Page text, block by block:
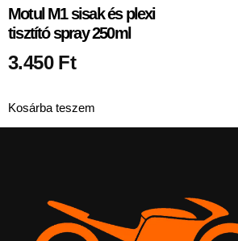
Motul M1 sisak és plexi
tisztító spray 250ml
3.450 Ft
Kosárba teszem